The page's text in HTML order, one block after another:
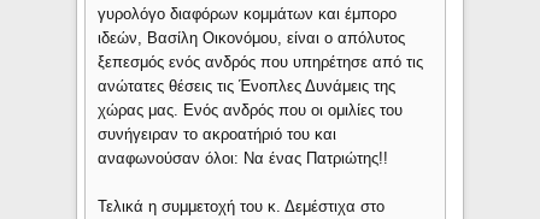
γυρολόγο διαφόρων κομμάτων και έμπορο
ιδεών, Βασίλη Οικονόμου, είναι ο απόλυτος
ξεπεσμός ενός ανδρός που υπηρέτησε από τις
ανώτατες θέσεις τις Ένοπλες Δυνάμεις της
χώρας μας. Ενός ανδρός που οι ομιλίες του
συνήγειραν το ακροατήριό του και
αναφωνούσαν όλοι: Να ένας Πατριώτης!!
Τελικά η συμμετοχή του κ. Δεμέστιχα στο